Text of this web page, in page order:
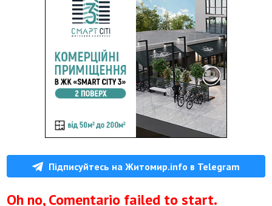
Підписуйтесь на Житомир.info в Telegram
Oh no, Comentario failed to start.